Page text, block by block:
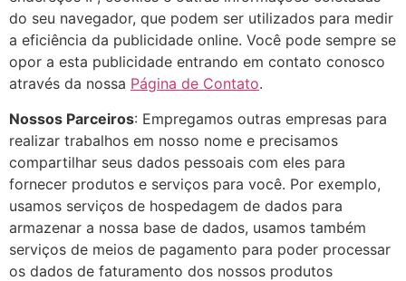
do seu navegador, que podem ser utilizados para medir
a eficiência da publicidade online. Você pode sempre se
opor a esta publicidade entrando em contato conosco
através da nossa Página de Contato.
Nossos Parceiros: Empregamos outras empresas para
realizar trabalhos em nosso nome e precisamos
compartilhar seus dados pessoais com eles para
fornecer produtos e serviços para você. Por exemplo,
usamos serviços de hospedagem de dados para
armazenar a nossa base de dados, usamos também
serviços de meios de pagamento para poder processar
os dados de faturamento dos nossos produtos